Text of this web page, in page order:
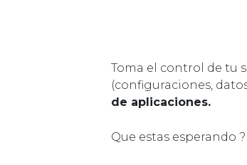
Toma el control de tu
(configuraciones,
de aplicaciones.
Que estas esperando ?